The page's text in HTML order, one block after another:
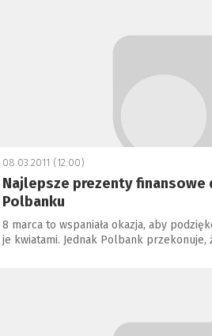
08.03.2011 (12:00)
Najlepsze prezenty finansowe
Polbanku
8 marca to wspaniała okazja, aby
je kwiatami. Jednak Polbank przekonuje,